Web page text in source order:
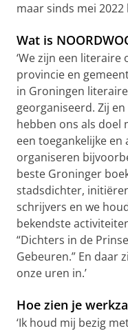
maar sinds mei 2022
Wat is
‘We zijn een
provincie en
in Groningen
georganiseerd. Zij
hebben ons als doel
een toegankelijke
organiseren
beste Groninger
stadsdichter,
schrijvers en we
bekendste
“Dichters in de
Gebeuren.” En daar
onze uren in.’
Hoe zien je
‘Ik houd mij bezig